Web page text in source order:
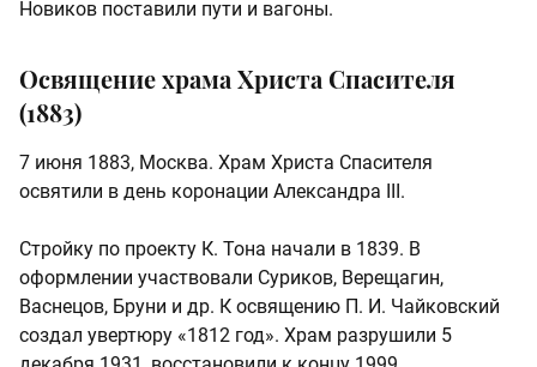
Новиков поставили пути и вагоны.
Освящение храма Христа Спасителя
(1883)
7 июня 1883, Москва. Храм Христа Спасителя
освятили в день коронации Александра III.
Стройку по проекту К. Тона начали в 1839. В
оформлении участвовали Суриков, Верещагин,
Васнецов, Бруни и др. К освящению П. И. Чайковский
создал увертюру «1812 год». Храм разрушили 5